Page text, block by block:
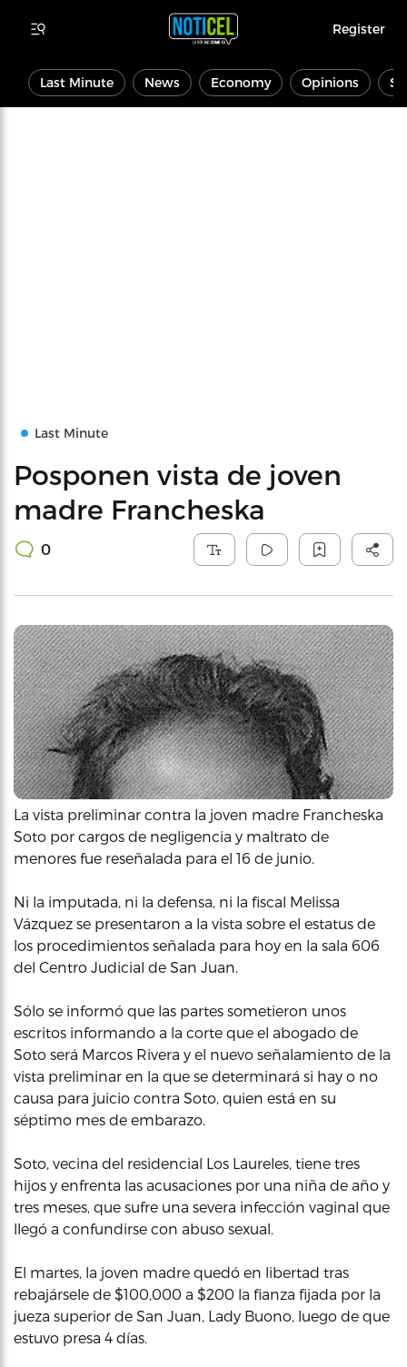
Register
Last Minute News Economy Opinions
Last Minute
Posponen vista de joven
madre Francheska
0
La vista preliminar contra la joven madre Francheska
Soto por cargos de negligencia y maltrato de
menores fue reseñalada para el 16 de junio.
Ni la imputada, ni la defensa, ni la fiscal Melissa
Vázquez se presentaron a la vista sobre el estatus de
los procedimientos señalada para hoy en la sala 606
del Centro Judicial de San Juan.
Sólo se informó que las partes sometieron unos
escritos informando a la corte que el abogado de
Soto será Marcos Rivera y el nuevo señalamiento de la
vista preliminar en la que se determinará si hay o no
causa para juicio contra Soto, quien está en su
séptimo mes de embarazo.
Soto, vecina del residencial Los Laureles, tiene tres
hijos y enfrenta las acusaciones por una niña de año y
tres meses, que sufre una severa infección vaginal que
llegó a confundirse con abuso sexual.
El martes, la joven madre quedó en libertad tras
rebajársele de $100,000 a $200 la fianza fijada por la
jueza superior de San Juan, Lady Buono, luego de que
estuvo presa 4 días.